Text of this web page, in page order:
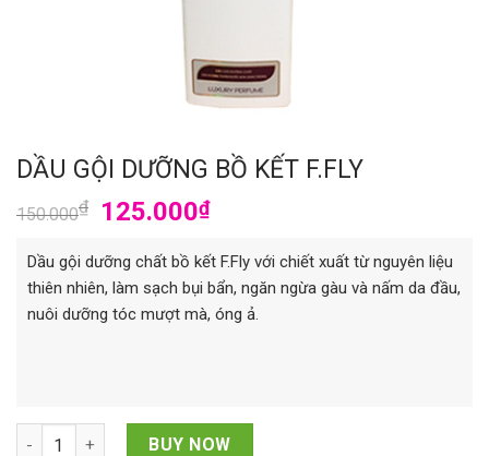
DẦU GỘI DƯỠNG BỒ KẾT F.FLY
150.000₫ 125.000₫
Dầu gội dưỡng chất bồ kết F.Fly với chiết xuất từ nguyên liệu
thiên nhiên, làm sạch bụi bẩn, ngăn ngừa gàu và nấm da đầu,
nuôi dưỡng tóc mượt mà, óng ả.
DẦU GỘI DƯỠNG BỒ KẾT F.FLY quantity
BUY NOW